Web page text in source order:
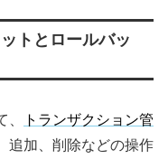
トとロールバッ
トランザクション管
追加、削除などの操作